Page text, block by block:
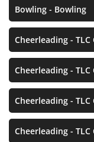
Bowling - Bowling
Cheerleading - TLC
Cheerleading - TLC
Cheerleading - TLC
Cheerleading - TLC